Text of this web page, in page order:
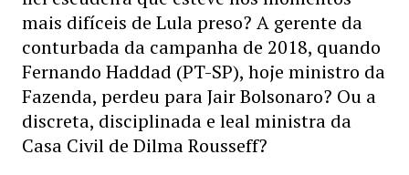
mais difíceis de Lula preso? A gerente da
conturbada da campanha de 2018, quando
Fernando Haddad (PT-SP), hoje ministro da
Fazenda, perdeu para Jair Bolsonaro? Ou a
discreta, disciplinada e leal ministra da
Casa Civil de Dilma Rousseff?